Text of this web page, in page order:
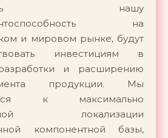
нашу
на
и мировом рынке, будут
инвестициям в
и расширению
продукции. Мы
к максимально
локализации
компонентной базы,